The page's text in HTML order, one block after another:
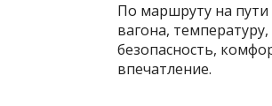
По маршруту на пути
вагона,
безопасность,
впечатление.